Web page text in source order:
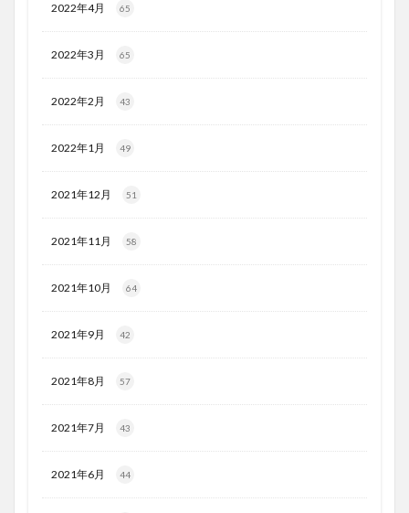
2022年4月 65
2022年3月 65
2022年2月 43
2022年1月 49
2021年12月 51
2021年11月 58
2021年10月 64
2021年9月 42
2021年8月 57
2021年7月 43
2021年6月 44